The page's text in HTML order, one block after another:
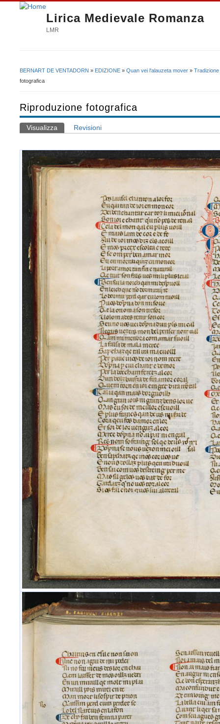
Lirica Medievale Romanza
LMR
Tu sei qui
BERNART DE VENTADORN » EDIZIONE » Quan vei l'alauzeta mover »
fotografica
Riproduzione fotografica
Schede primarie
Visualizza (scheda attiva)
Revisioni